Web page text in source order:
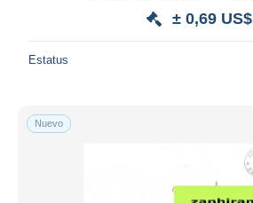
± 0,69 US$
Estatus
Nuevo